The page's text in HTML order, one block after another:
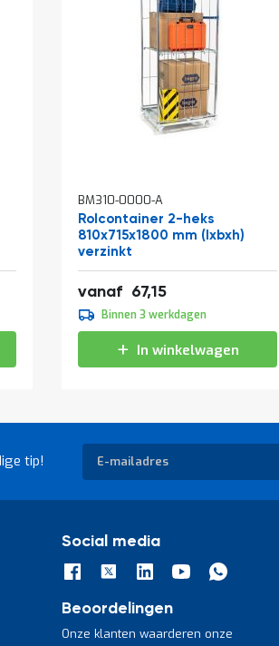
BM310-0000-A
Rolcontainer 2-heks
810x715x1800 mm (lxbxh)
verzinkt
vanaf 67,15
Binnen 3 werkdagen
In winkelwagen
tip!
Abonneer
op
onze
Social media
Beoordelingen
Onze klanten waarderen onze